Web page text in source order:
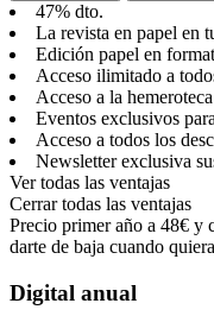
47% dto.
La revista en papel en
Edición papel en
Acceso ilimitado a
Acceso a la hemeroteca
Eventos exclusivos
Acceso a todos los
Newsletter exclusiva
Ver todas las ventajas
Cerrar todas las ventajas
Precio primer año a 48€ y
darte de baja cuando
Digital anual